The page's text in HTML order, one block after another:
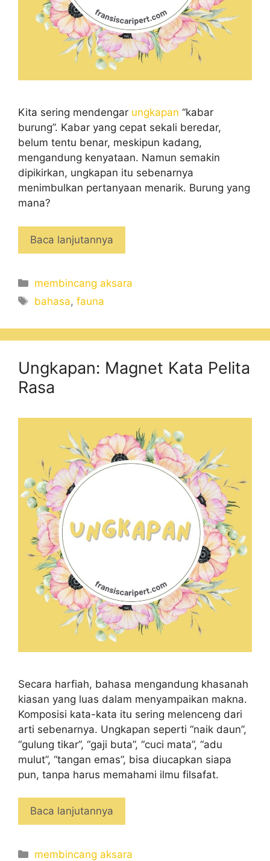
Kita sering mendengar ungkapan “kabar
burung”. Kabar yang cepat sekali beredar,
belum tentu benar, meskipun kadang,
mengandung kenyataan. Namun semakin
dipikirkan, ungkapan itu sebenarnya
menimbulkan pertanyaan menarik. Burung yang
mana?
Baca lanjutannya
Categories
membincang aksara
Tags
bahasa,fauna
Ungkapan: Magnet Kata Pelita
Rasa
Secara harfiah, bahasa mengandung khasanah
kiasan yang luas dalam menyampaikan makna.
Komposisi kata-kata itu sering melenceng dari
arti sebenarnya. Ungkapan seperti “naik daun”,
“gulung tikar”, “gaji buta”, “cuci mata”, “adu
mulut”, “tangan emas”, bisa diucapkan siapa
pun, tanpa harus memahami ilmu filsafat.
Baca lanjutannya
Categories
membincang aksara